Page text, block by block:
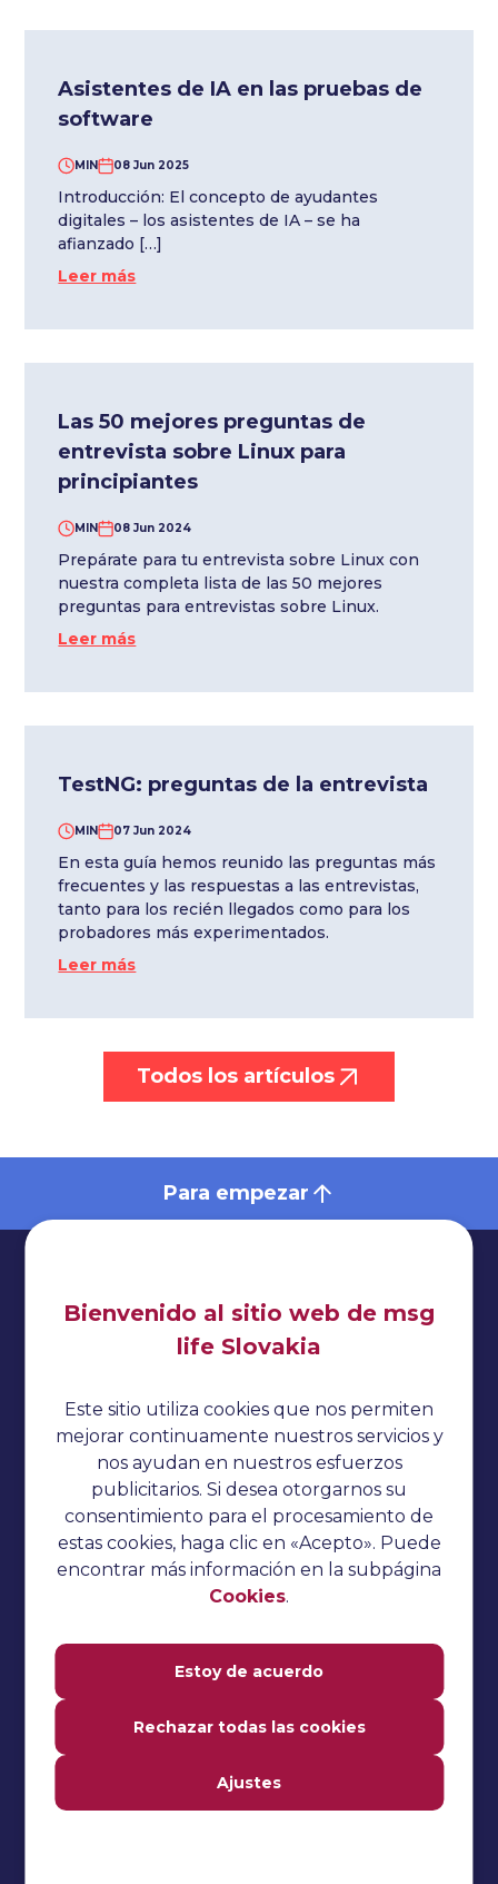
Asistentes de IA en las pruebas de
software
MIN 08 Jun 2025
Introducción: El concepto de ayudantes
digitales – los asistentes de IA – se ha
afianzado […]
Leer más
Las 50 mejores preguntas de
entrevista sobre Linux para
principiantes
MIN 08 Jun 2024
Prepárate para tu entrevista sobre Linux con
nuestra completa lista de las 50 mejores
preguntas para entrevistas sobre Linux.
Leer más
TestNG: preguntas de la entrevista
MIN 07 Jun 2024
En esta guía hemos reunido las preguntas más
frecuentes y las respuestas a las entrevistas,
tanto para los recién llegados como para los
probadores más experimentados.
Leer más
Todos los artículos
Para empezar
Impresionante
Cookies
Sin categorizar
Preguntas de la entrevista
Tutorial del pepino
Pruebas de rendimiento
Tutorial de Katalon Studio
Pruebas manuales
Bienvenido al sitio web de msg
life Slovakia
Este sitio utiliza cookies que nos permiten
mejorar continuamente nuestros servicios y
nos ayudan en nuestros esfuerzos
publicitarios. Si desea otorgarnos su
consentimiento para el procesamiento de
estas cookies, haga clic en «Acepto». Puede
encontrar más información en la subpágina
Cookies.
Estoy de acuerdo
Rechazar todas las cookies
Ajustes